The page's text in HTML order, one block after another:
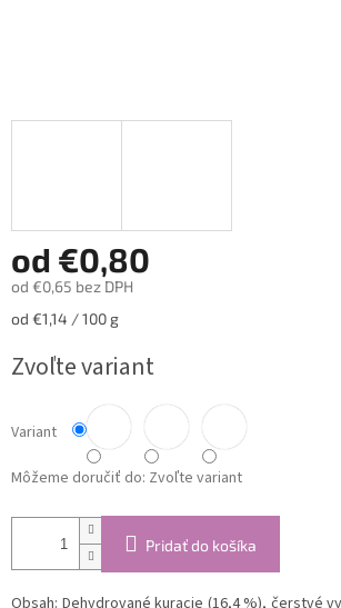
od €0,80
od €0,65 bez DPH
Jednotková
od €1,14 / 100 g
Zvoľte variant
Variant
Môžeme doručiť do: Zvoľte variant
Pridať do košíka
Obsah: Dehydrované kuracie (16,4 %), čerstvé